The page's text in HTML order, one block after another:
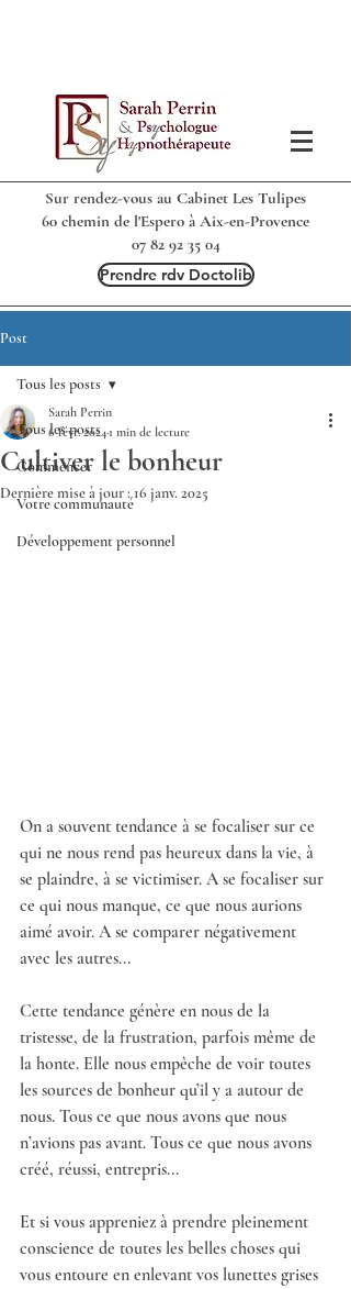
Sur rendez-vous au Cabinet Les Tulipes
60 chemin de l'Espero à Aix-en-Provence
07 82 92 35 04
Prendre rdv Doctolib
Post
Tous les posts
Commencer
Votre communauté
Développement personnel
Tous les posts
Cultiver le bonheur
Sarah Perrin
6 févr. 2024 1 min de lecture
Dernière mise à jour :16 janv. 2025
On a souvent tendance à se focaliser sur ce
qui ne nous rend pas heureux dans la vie, à
se plaindre, à se victimiser. A se focaliser sur
ce qui nous manque, ce que nous aurions
aimé avoir. A se comparer négativement
avec les autres...
Cette tendance génère en nous de la
tristesse, de la frustration, parfois même de
la honte. Elle nous empêche de voir toutes
les sources de bonheur qu’il y a autour de
nous. Tous ce que nous avons que nous
n’avions pas avant. Tous ce que nous avons
créé, réussi, entrepris...
Et si vous appreniez à prendre pleinement
conscience de toutes les belles choses qui
vous entoure en enlevant vos lunettes grises